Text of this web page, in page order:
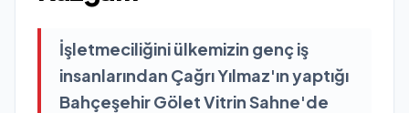
İşletmeciliğini ülkemizin genç iş
insanlarından Çağrı Yılmaz'ın yaptığı
Bahçeşehir Gölet Vitrin Sahne'de